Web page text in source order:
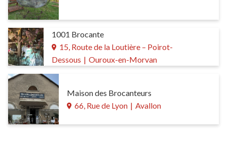
1001 Brocante
15, Route de la Loutière – Poirot-
Dessous | Ouroux-en-Morvan
Maison des Brocanteurs
66, Rue de Lyon | Avallon